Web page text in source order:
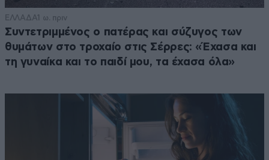
ΕΛΛΑΔΑ1 ω. πριν
Συντετριμμένος ο πατέρας και σύζυγος των
θυμάτων στο τροχαίο στις Σέρρες: «Έχασα και
τη γυναίκα και το παιδί μου, τα έχασα όλα»